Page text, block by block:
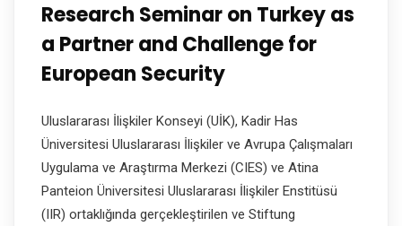
Research Seminar on Turkey as
a Partner and Challenge for
European Security
Uluslararası İlişkiler Konseyi (UİK), Kadir Has
Üniversitesi Uluslararası İlişkiler ve Avrupa Çalışmaları
Uygulama ve Araştırma Merkezi (CIES) ve Atina
Panteion Üniversitesi Uluslararası İlişkiler Enstitüsü
(IIR) ortaklığında gerçekleştirilen ve Stiftung